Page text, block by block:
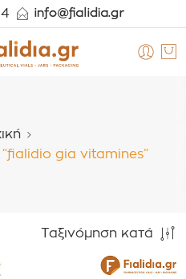
“fialidio gia vitamines”
Ταξινόμηση κατά